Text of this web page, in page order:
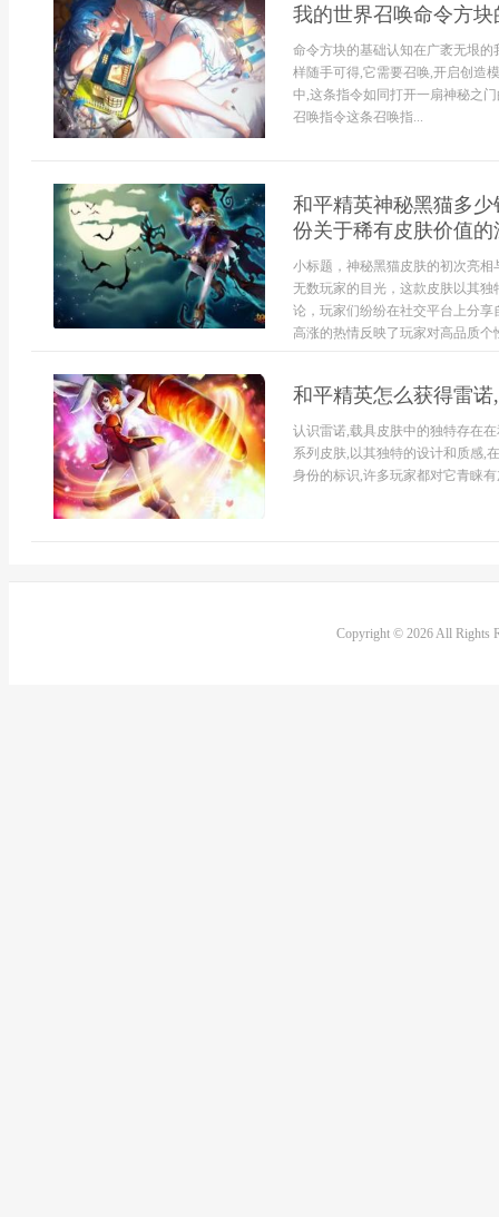
我的世界召唤命令方
命令方块的基础认知在广袤无垠
样随手可得,它需要召唤,开启创造
中,这条指令如同打开一扇神秘之
召唤指令这条召唤指...
和平精英神秘黑猫多
份关于稀有皮肤价值的
小标题，神秘黑猫皮肤的初次亮
无数玩家的目光，这款皮肤以其
论，玩家们纷纷在社交平台上分
高涨的热情反映了玩家对高品质个
和平精英怎么获得雷
认识雷诺,载具皮肤中的独特存在
系列皮肤,以其独特的设计和质感,
身份的标识,许多玩家都对它青睐
Copyright © 2026 All Rights